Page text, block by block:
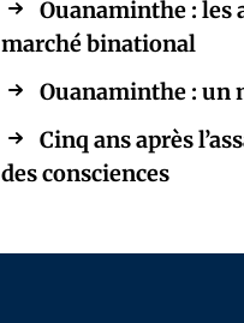
Ouanaminthe : les
marché binational
Ouanaminthe : un
Cinq ans après
des consciences